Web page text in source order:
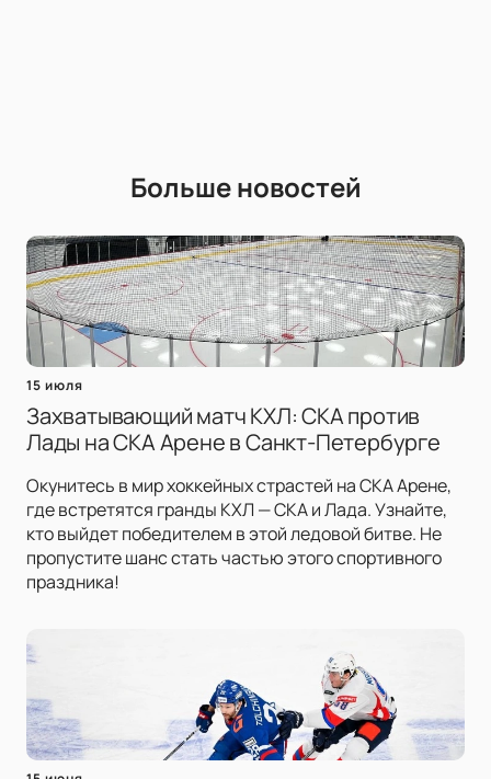
Больше новостей
15 июля
Захватывающий матч КХЛ: СКА против
Лады на СКА Арене в Санкт-Петербурге
Окунитесь в мир хоккейных страстей на СКА Арене,
где встретятся гранды КХЛ — СКА и Лада. Узнайте,
кто выйдет победителем в этой ледовой битве. Не
пропустите шанс стать частью этого спортивного
праздника!